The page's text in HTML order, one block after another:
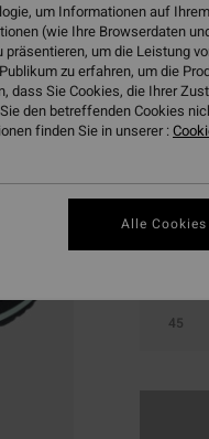
Farbe
45
um Informationen auf
(wie Ihre Browserdaten
um die Leistung
zu erfahren, um die
dass Sie Cookies, die Ihrer
den betreffenden Cookies
finden Sie in unserer :
Alle